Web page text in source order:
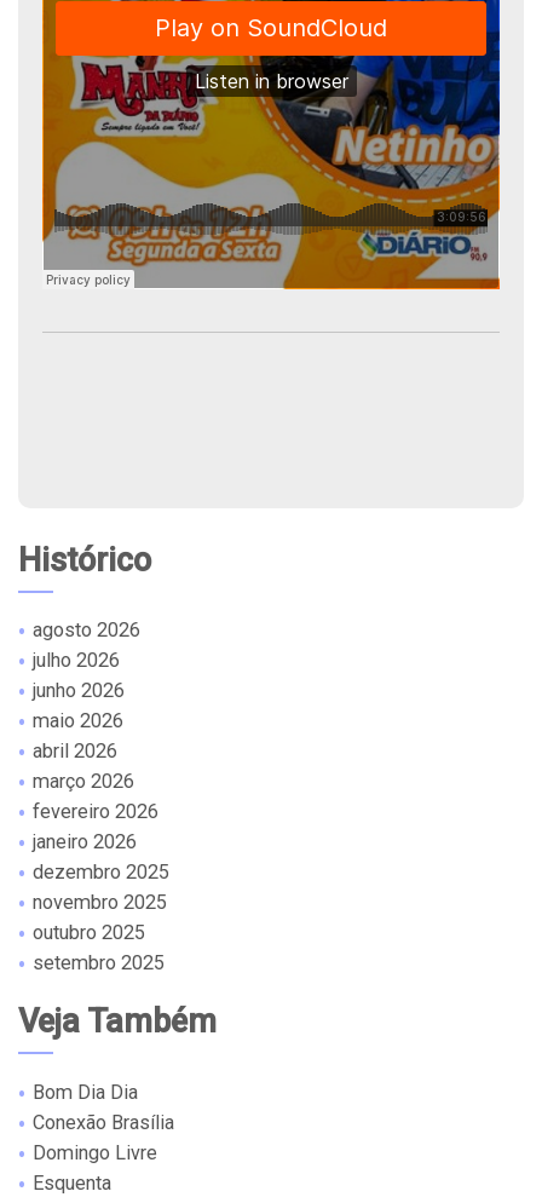
Histórico
agosto 2026
julho 2026
junho 2026
maio 2026
abril 2026
março 2026
fevereiro 2026
janeiro 2026
dezembro 2025
novembro 2025
outubro 2025
setembro 2025
Veja Também
Bom Dia Dia
Conexão Brasília
Domingo Livre
Esquenta